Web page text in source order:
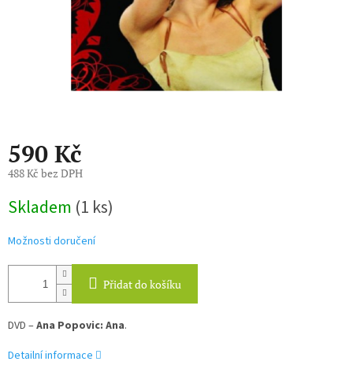
590 Kč
488 Kč bez DPH
cena:
Skladem (1 ks)
Možnosti doručení
Přidat do košíku
DVD –Ana Popovic: Ana.
Detailní informace